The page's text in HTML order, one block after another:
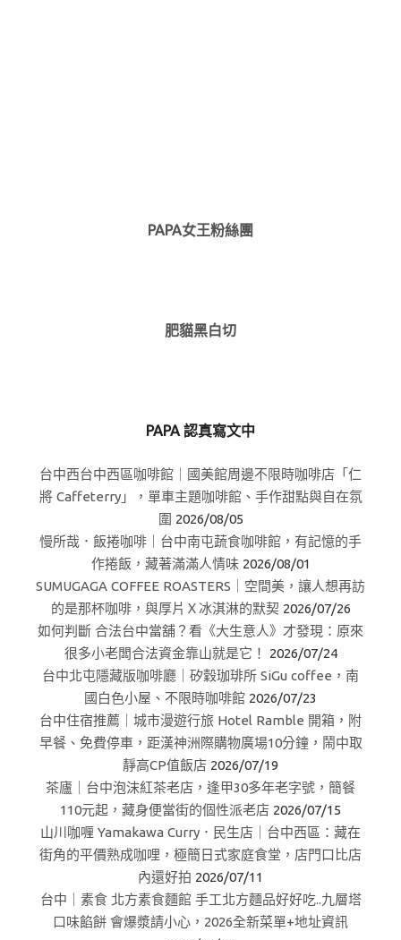
PAPA女王粉絲團
肥貓黑白切
PAPA 認真寫文中
台中西台中西區咖啡館｜國美館周邊不限時咖啡店「仁
將 Caffeterry」，單車主題咖啡館、手作甜點與自在氛
圍 2026/08/05
慢所哉．飯捲咖啡｜台中南屯蔬食咖啡館，有記憶的手
作捲飯，藏著滿滿人情味 2026/08/01
SUMUGAGA COFFEE ROASTERS｜空間美，讓人想再訪
的是那杯咖啡，與厚片Ｘ冰淇淋的默契 2026/07/26
如何判斷 合法台中當舖？看《大生意人》才發現：原來
很多小老闆合法資金靠山就是它！
2026/07/24
台中北屯隱藏版咖啡廳｜矽穀珈琲所 SiGu coffee，南
國白色小屋、不限時咖啡館 2026/07/23
台中住宿推薦｜城市漫遊行旅 Hotel Ramble 開箱，附
早餐、免費停車，距漢神洲際購物廣場10分鐘，鬧中取
靜高CP值飯店 2026/07/19
茶廬｜台中泡沫紅茶老店，逢甲30多年老字號，簡餐
110元起，藏身便當街的個性派老店 2026/07/15
山川咖喱 Yamakawa Curry．民生店｜台中西區：藏在
街角的平價熟成咖哩，極簡日式家庭食堂，店門口比店
內還好拍 2026/07/11
台中｜素食 北方素食麵館 手工北方麵品好好吃..九層塔
口味餡餅 會爆漿請小心，2026全新菜單+地址資訊